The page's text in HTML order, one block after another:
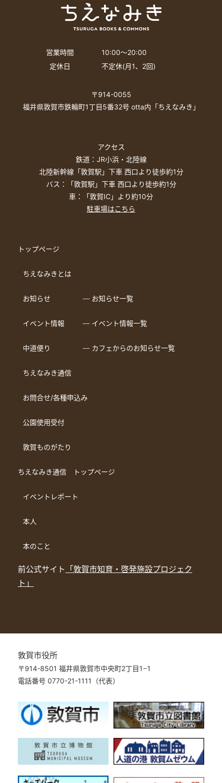
営業時間
10:00〜20:00
定休日
不定休(月1、2回)
〒914-0055
福井県敦賀市鉄輪町1丁目5番32号 otta内「ちえなみき」
アクセス
鉄道：JR小浜・北陸線
北陸新幹線「敦賀駅」下車 西口より徒歩約1分
バス：「敦賀駅」下車 西口より徒歩約1分
車：「敦賀IC」より約10分
駐車場はこちら
トップページ
ちえなみきとは
お知らせ ― お知らせ一覧
イベント情報 ― イベント情報一覧
中道便り ― カフェからのお知らせ一覧
ちえなみき通信
お問合せ/各種申込み
公園使用受付
敦賀ものがたり
ちえなみき通信 トップページ
イベントレポート
本人
本のこと
前公式サイト 「敦賀市知育・啓発施設プロジェク
ト」
敦賀市役所
〒914-8501 福井県敦賀市中央町2丁目1−1
電話番号 0770-21-1111（代表）